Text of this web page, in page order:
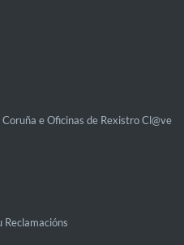
e Oficinas de Rexistro Cl@ve
Reclamacións